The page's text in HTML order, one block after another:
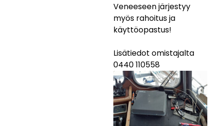
Veneeseen järjestyy
myös rahoitus ja
käyttöopastus!
Lisätiedot omistajalta
0440 110558